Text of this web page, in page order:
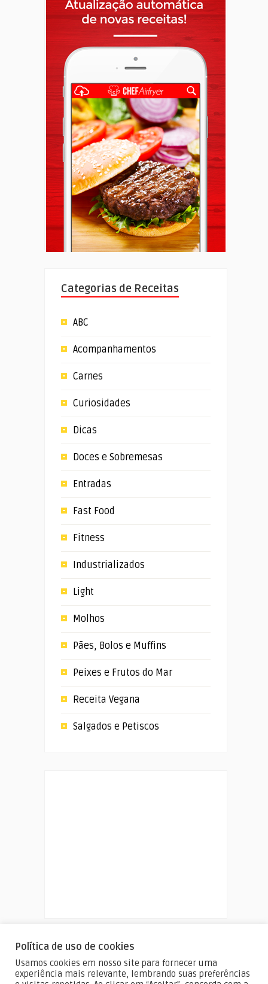
Categorias de Receitas
ABC
Acompanhamentos
Carnes
Curiosidades
Dicas
Doces e Sobremesas
Entradas
Fast Food
Fitness
Industrializados
Light
Molhos
Pães, Bolos e Muffins
Peixes e Frutos do Mar
Receita Vegana
Salgados e Petiscos
Política de uso de cookies
Usamos cookies em nosso site para fornecer uma
experiência mais relevante, lembrando suas preferências